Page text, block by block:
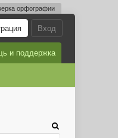
орфографии
Вход
и поддержка